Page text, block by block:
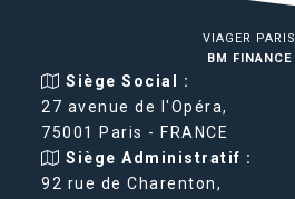
VIAGER PARIS
BM FINANCE
Siège Social :
27 avenue de l'Opéra,
75001 Paris - FRANCE
Siège Administratif :
92 rue de Charenton,